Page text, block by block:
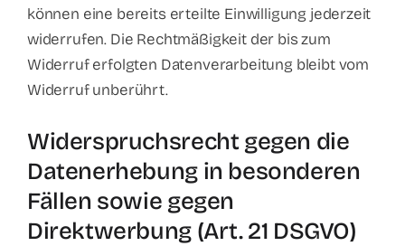
können eine bereits erteilte Einwilligung jederzeit
widerrufen. Die Rechtmäßigkeit der bis zum
Widerruf erfolgten Datenverarbeitung bleibt vom
Widerruf unberührt.
Widerspruchsrecht gegen die
Datenerhebung in besonderen
Fällen sowie gegen
Direktwerbung (Art. 21 DSGVO)